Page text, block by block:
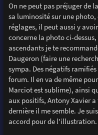
e
On ne peut pas préjuger de
sa luminosité sur une
réglages, il peut aussi y
concerne la photo ci-
ascendants je te
Daugeron (faire une
sympa. Des négatifs
forum. Il en va de même
Marciot est sublime), ainsi
aux positifs, Antony Xavier
dernière il me semble. Je
accord pour de l'illustration.